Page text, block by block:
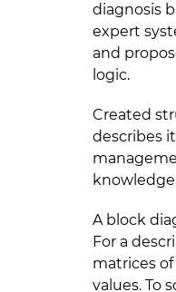
diagnosis
expert
and
logic.
Created
describes
A block
For a
matrices
values. To